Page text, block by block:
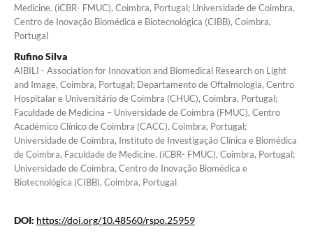
Medicine. (iCBR- FMUC), Coimbra, Portugal; Universidade de Coimbra,
Centro de Inovação Biomédica e Biotecnológica (CIBB), Coimbra,
Portugal
Rufino Silva
AIBILI - Association for Innovation and Biomedical Research on Light
and Image, Coimbra, Portugal; Departamento de Oftalmologia, Centro
Hospitalar e Universitário de Coimbra (CHUC), Coimbra, Portugal;
Faculdade de Medicina – Universidade de Coimbra (FMUC), Centro
Académico Clínico de Coimbra (CACC), Coimbra, Portugal;
Universidade de Coimbra, Instituto de Investigação Clínica e Biomédica
de Coimbra, Faculdade de Medicine. (iCBR- FMUC), Coimbra, Portugal;
Universidade de Coimbra, Centro de Inovação Biomédica e
Biotecnológica (CIBB), Coimbra, Portugal
DOI: https://doi.org/10.48560/rspo.25959